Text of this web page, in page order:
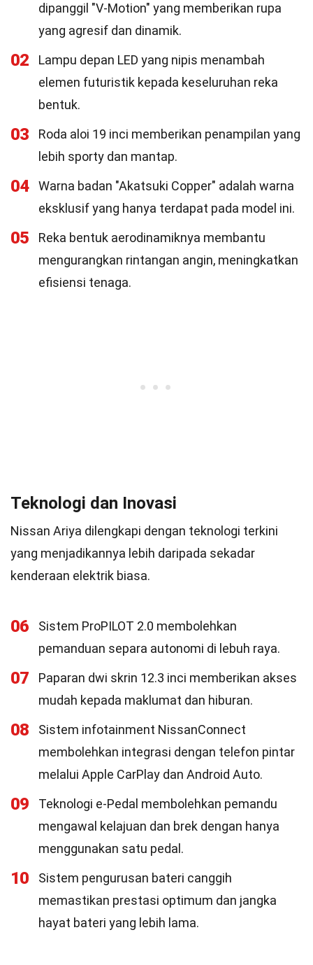
dipanggil "V-Motion" yang memberikan rupa
yang agresif dan dinamik.
02
Lampu depan LED yang nipis menambah
elemen futuristik kepada keseluruhan reka
bentuk.
03
Roda aloi 19 inci memberikan penampilan yang
lebih sporty dan mantap.
04
Warna badan "Akatsuki Copper" adalah warna
eksklusif yang hanya terdapat pada model ini.
05
Reka bentuk aerodinamiknya membantu
mengurangkan rintangan angin, meningkatkan
efisiensi tenaga.
Teknologi dan Inovasi
Nissan Ariya dilengkapi dengan teknologi terkini
yang menjadikannya lebih daripada sekadar
kenderaan elektrik biasa.
06
Sistem ProPILOT 2.0 membolehkan
pemanduan separa autonomi di lebuh raya.
07
Paparan dwi skrin 12.3 inci memberikan akses
mudah kepada maklumat dan hiburan.
08
Sistem infotainment NissanConnect
membolehkan integrasi dengan telefon pintar
melalui Apple CarPlay dan Android Auto.
09
Teknologi e-Pedal membolehkan pemandu
mengawal kelajuan dan brek dengan hanya
menggunakan satu pedal.
10
Sistem pengurusan bateri canggih
memastikan prestasi optimum dan jangka
hayat bateri yang lebih lama.